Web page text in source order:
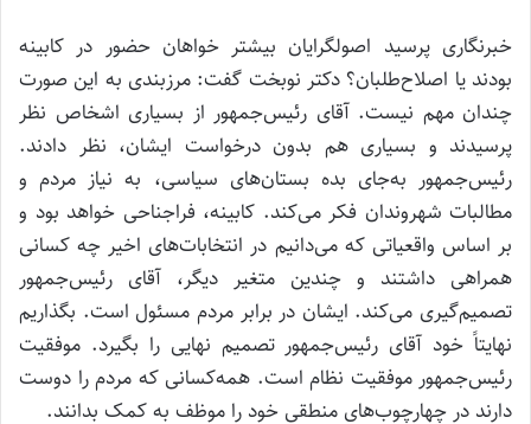
خبرنگاری پرسید اصولگرایان بیشتر خواهان حضور در کابینه
بودند یا اصلاح‌طلبان؟ دکتر نوبخت گفت: مرزبندی به این صورت
چندان مهم نیست. آقای رئیس‌جمهور از بسیاری اشخاص نظر
پرسیدند و بسیاری هم بدون درخواست ایشان، نظر دادند.
رئیس‌جمهور به‌جای بده بستان‌های سیاسی، به نیاز مردم و
مطالبات شهروندان فکر می‌کند. کابینه، فراجناحی خواهد بود و
بر اساس واقعیاتی که می‌دانیم در انتخابات‌های اخیر چه کسانی
همراهی داشتند و چندین متغیر دیگر، آقای رئیس‌جمهور
تصمیم‌گیری می‌کند. ایشان در برابر مردم مسئول است. بگذاریم
نهایتاً خود آقای رئیس‌جمهور تصمیم نهایی را بگیرد. موفقیت
رئیس‌جمهور موفقیت نظام است. همه‌کسانی که مردم را دوست
دارند در چهارچوب‌های منطقی خود را موظف به کمک بدانند.